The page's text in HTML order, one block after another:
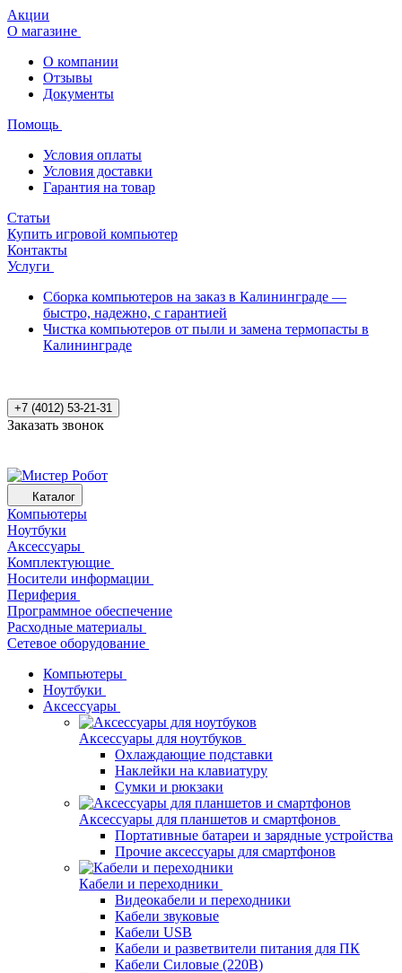
Акции
О магазине
О компании
Отзывы
Документы
Помощь
Условия оплаты
Условия доставки
Гарантия на товар
Статьи
Купить игровой компьютер
Контакты
Услуги
Сборка компьютеров на заказ в Калининграде —
быстро, надежно, с гарантией
Чистка компьютеров от пыли и замена термопасты в
Калининграде
+7 (4012) 53-21-31
Заказать звонок
Каталог
Компьютеры
Ноутбуки
Аксессуары
Комплектующие
Носители информации
Периферия
Программное обеспечение
Расходные материалы
Сетевое оборудование
Компьютеры
Ноутбуки
Аксессуары
Аксессуары для ноутбуков
Охлаждающие подставки
Наклейки на клавиатуру
Сумки и рюкзаки
Аксессуары для планшетов и смартфонов
Портативные батареи и зарядные устройства
Прочие аксессуары для смартфонов
Кабели и переходники
Видеокабели и переходники
Кабели звуковые
Кабели USB
Кабели и разветвители питания для ПК
Кабели Силовые (220В)